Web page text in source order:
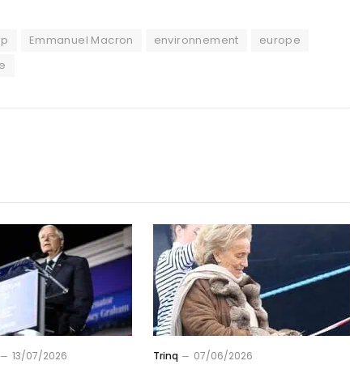
Emmanuel Macron environnement
europe
13/07/2026 Trinq 07/06/2026